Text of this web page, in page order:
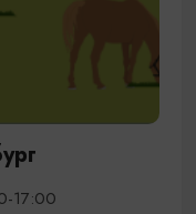
17:00